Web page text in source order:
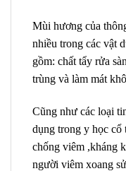
Mùi hương của
nhiều trong các vật
gồm: chất tẩy rửa
trùng và làm mát
Cũng như các loại
dụng trong y học
chống viêm ,kháng
người viêm xoang